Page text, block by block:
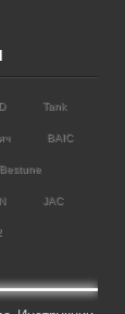
Tank
BAIC
Bestune
JAC